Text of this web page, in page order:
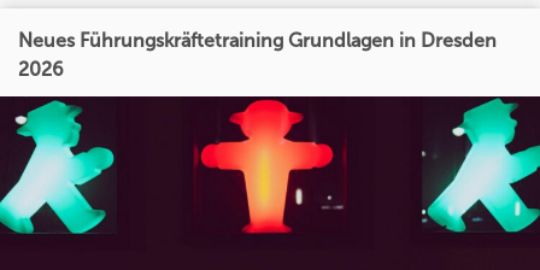
Neues Führungskräftetraining Grundlagen in Dresden
2026